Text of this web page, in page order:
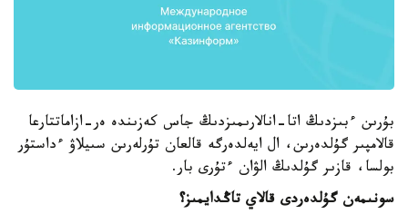
بۇرىن ءبىزدىڭ اتا-انالارىمىزدىڭ جاس كەزىندە ەر-ازاماتتارعا
قالامپىر گۇلدەرىن، ال ايەلدەرگە قالعان تۇرلەرىن سىيلاۋ ءداستۇر
بولسا، قازىر گۇلدىڭ الۋان ءتۇرى بار.
سونىمەن گۇلدەردى قالاي تاڭدايمىز؟